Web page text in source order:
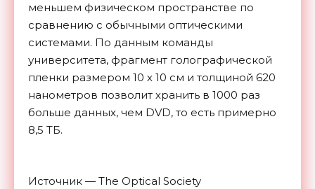
меньшем физическом пространстве по
сравнению с обычными оптическими
системами. По данным команды
университета, фрагмент голографической
пленки размером 10 х 10 см и толщиной 620
нанометров позволит хранить в 1000 раз
больше данных, чем DVD, то есть примерно
8,5 ТБ.
Источник — The Optical Society